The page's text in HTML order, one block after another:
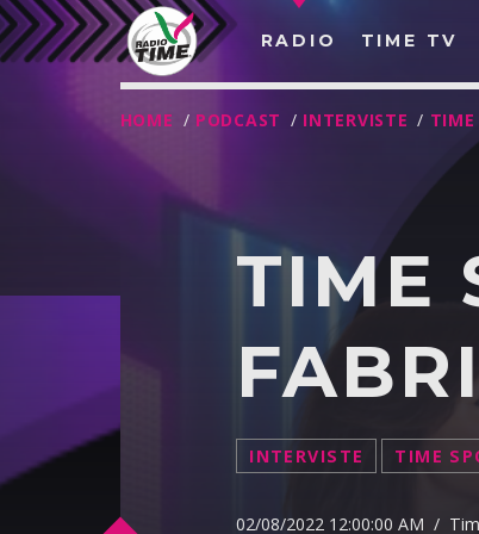
RADIO TIME TV
HOME / PODCAST / INTERVISTE / TIME
TIME
INTERVISTE TIME
02/08/2022 12:00:00 AM /